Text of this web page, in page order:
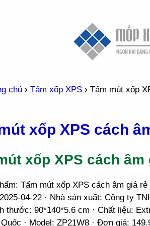
chủ › Tấm xốp XPS › Tấm mút xốp
xốp XPS cách
xốp XPS cách âm
Tấm mút xốp XPS cách âm giá
04-22 · Nhà sản xuất: Công ty
thước: 90*140*5.6 cm · Chất liệu:
· Model: ZP21W8 · Đơn giá: